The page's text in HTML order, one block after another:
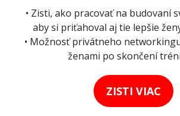
• Zisti, ako pracovať na budovaní
aby si priťahoval aj tie lepšie
• Možnosť privátneho
ženami po skončení
ZISTI VIAC